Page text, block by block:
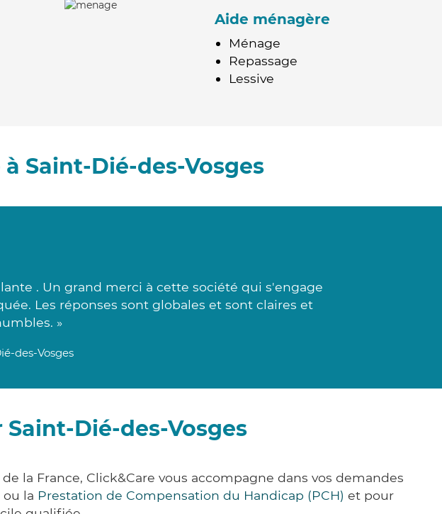
Aide ménagère
Ménage
Repassage
Lessive
Saint-Dié-des-Vosges
. Un grand merci à cette société qui s'engage
Les réponses sont globales et sont claires et
»
des-Vosges
Dié-des-Vosges
la France, Click&Care vous accompagne dans vos demandes
ou la Prestation de Compensation du Handicap (PCH) et pour